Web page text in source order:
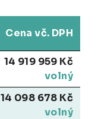
Cena vč. DPH
14 919 959 Kč
volný
14 098 678 Kč
volný